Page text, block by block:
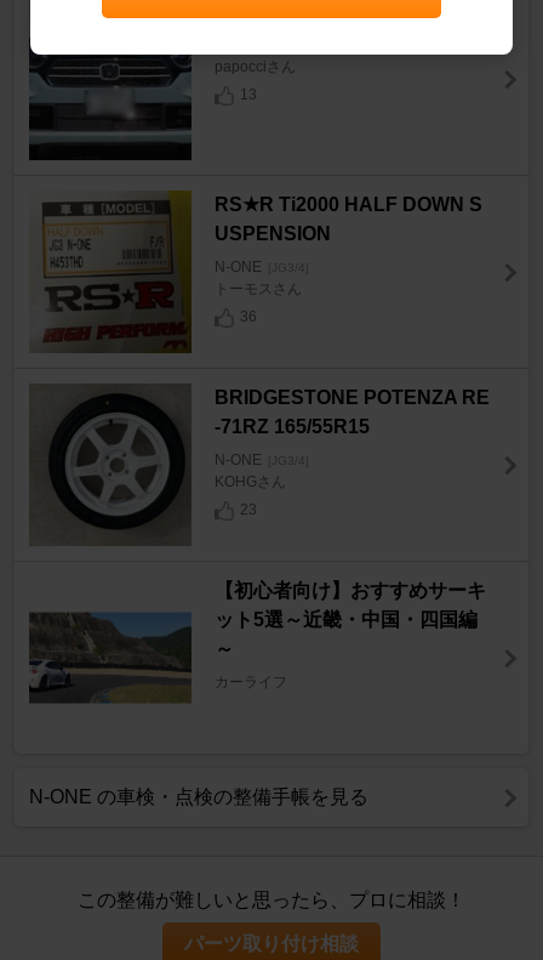
ホンダ(純正) LEDフォグライト
papocciさん
13
RS★R Ti2000 HALF DOWN S
USPENSION
N-ONE [JG3/4]
トーモスさん
36
BRIDGESTONE POTENZA RE
-71RZ 165/55R15
N-ONE [JG3/4]
KOHGさん
23
【初心者向け】おすすめサーキ
ット5選～近畿・中国・四国編
～
カーライフ
N-ONE の車検・点検の整備手帳を見る
この整備が難しいと思ったら、プロに相談！
パーツ取り付け相談